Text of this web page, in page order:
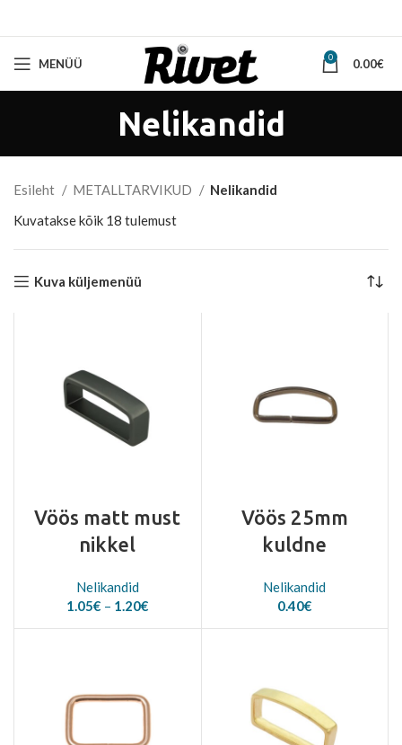
MENÜÜ 0 0.00€
Nelikandid
Esileht METALLTARVIKUD
Nelikandid
Kuvatakse kõik 18 tulemustSorted
Kuva küljemenüü
Vöös matt must
nikkel
Nelikandid
1.05€ – 1.20€Price
Vöös 25mm
kuldne
Nelikandid
0.40€